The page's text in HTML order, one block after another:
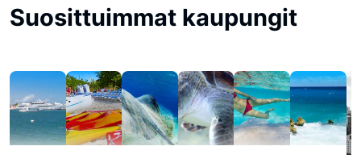
Suosittuimmat kaupungit